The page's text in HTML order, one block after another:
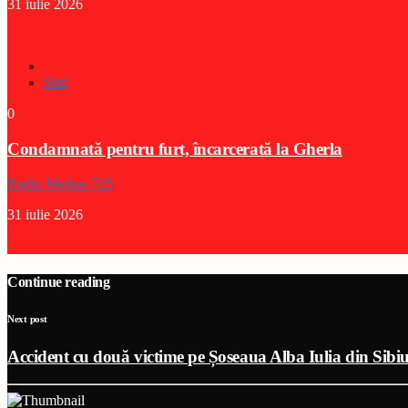
31 iulie 2026
Stiri
0
Condamnată pentru furt, încarcerată la Gherla
Radio Medias 725
31 iulie 2026
Continue reading
Next post
Accident cu două victime pe Șoseaua Alba Iulia din